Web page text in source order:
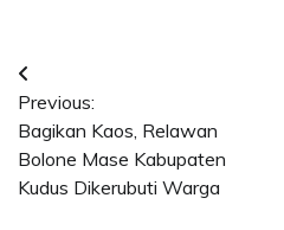
Post
navigation
Previous:
Bagikan Kaos, Relawan
Bolone Mase Kabupaten
Kudus Dikerubuti Warga